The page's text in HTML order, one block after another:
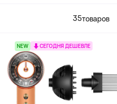
35товаров
NEW СЕГОДНЯ ДЕШЕВЛЕ